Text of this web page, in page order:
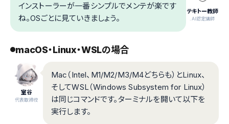
テキトー教師
.AI認定講師
インストーラーが一番シンプルでメンテが楽です
ね。OSごとに見ていきましょう。
macOS・Linux・WSLの場合
室谷
代表取締役
Mac（Intel、M1/M2/M3/M4どちらも）とLinux、
そしてWSL（Windows Subsystem for Linux）
は同じコマンドです。ターミナルを開いて以下を
実行します。